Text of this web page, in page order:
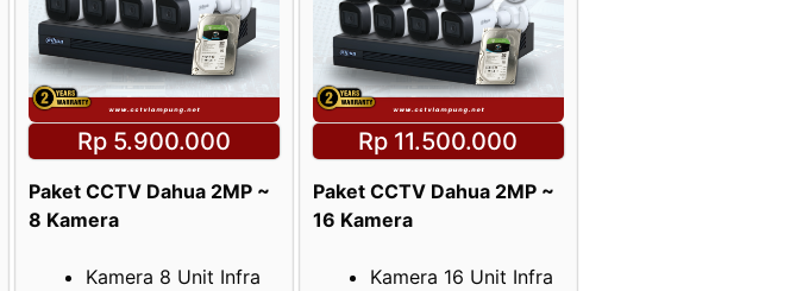
Rp 5.900.000
Paket CCTV Dahua 2MP ~
8 Kamera
Kamera 8 Unit Infra
Rp 11.500.000
Paket CCTV Dahua 2MP ~
16 Kamera
Kamera 16 Unit Infra